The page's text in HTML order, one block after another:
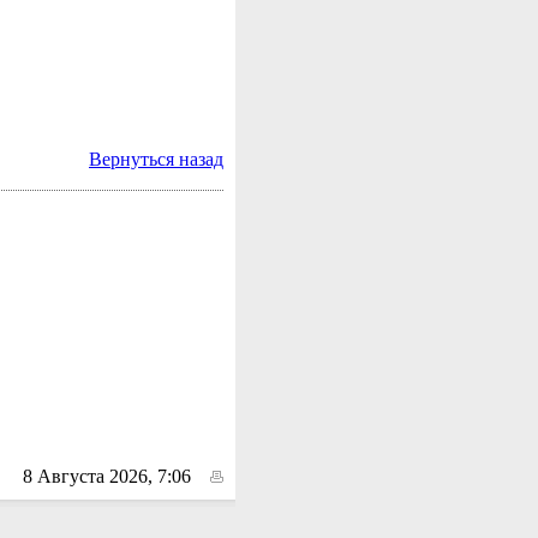
Вернуться назад
8 Августа 2026, 7:06